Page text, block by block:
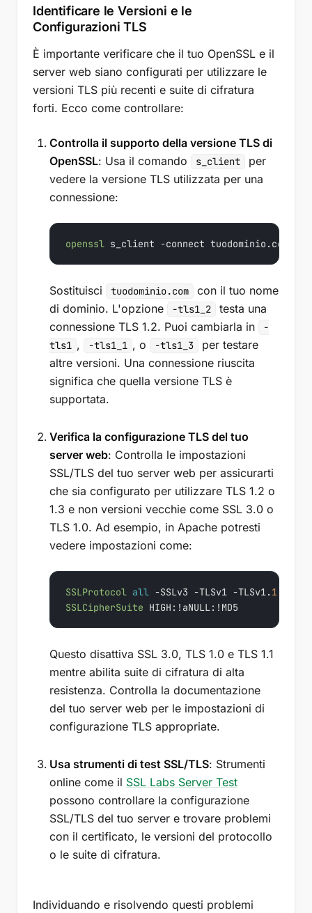
Identificare le Versioni e le
Configurazioni TLS
È importante verificare che il tuo OpenSSL e il
server web siano configurati per utilizzare le
versioni TLS più recenti e suite di cifratura
forti. Ecco come controllare:
Controlla il supporto della versione TLS di
OpenSSL: Usa il comando s_client
per
vedere la versione TLS utilizzata per una
connessione:
openssl s_client -connect tuodominio.com:
Sostituisci tuodominio.com
con il tuo nome
di dominio. L'opzione
-tls1_2
testa una
connessione TLS 1.2. Puoi cambiarla in
-
tls1 , -tls1_1 , o -tls1_3
per testare
altre versioni. Una connessione riuscita
significa che quella versione TLS è
supportata.
Verifica la configurazione TLS del tuo
server web: Controlla le impostazioni
SSL/TLS del tuo server web per assicurarti
che sia configurato per utilizzare TLS 1.2 o
1.3 e non versioni vecchie come SSL 3.0 o
TLS 1.0. Ad esempio, in Apache potresti
vedere impostazioni come:
SSLProtocol all -SSLv3 -TLSv1 -TLSv1. 1
SSLCipherSuite
Questo disattiva SSL 3.0, TLS 1.0 e TLS 1.1
mentre abilita suite di cifratura di alta
resistenza. Controlla la documentazione
del tuo server web per le impostazioni di
configurazione TLS appropriate.
Usa strumenti di test SSL/TLS: Strumenti
online come il SSL Labs Server Test
possono controllare la configurazione
SSL/TLS del tuo server e trovare problemi
con il certificato, le versioni del protocollo
o le suite di cifratura.
Individuando e risolvendo questi problemi